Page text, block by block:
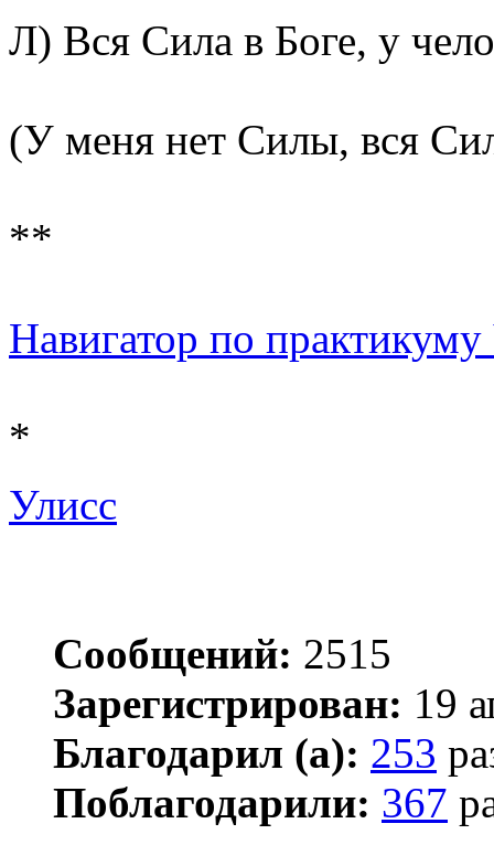
Л) Вся Сила в Боге, у
(У меня нет Силы, вся
**
Навигатор по
*
Улисс
Сообщений: 2515
Зарегистрирован: 19
Благодарил (а): 253
Поблагодарили: 367